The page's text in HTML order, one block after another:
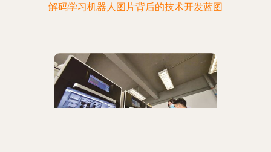
解码学习机器人图片背后的技术开发蓝图